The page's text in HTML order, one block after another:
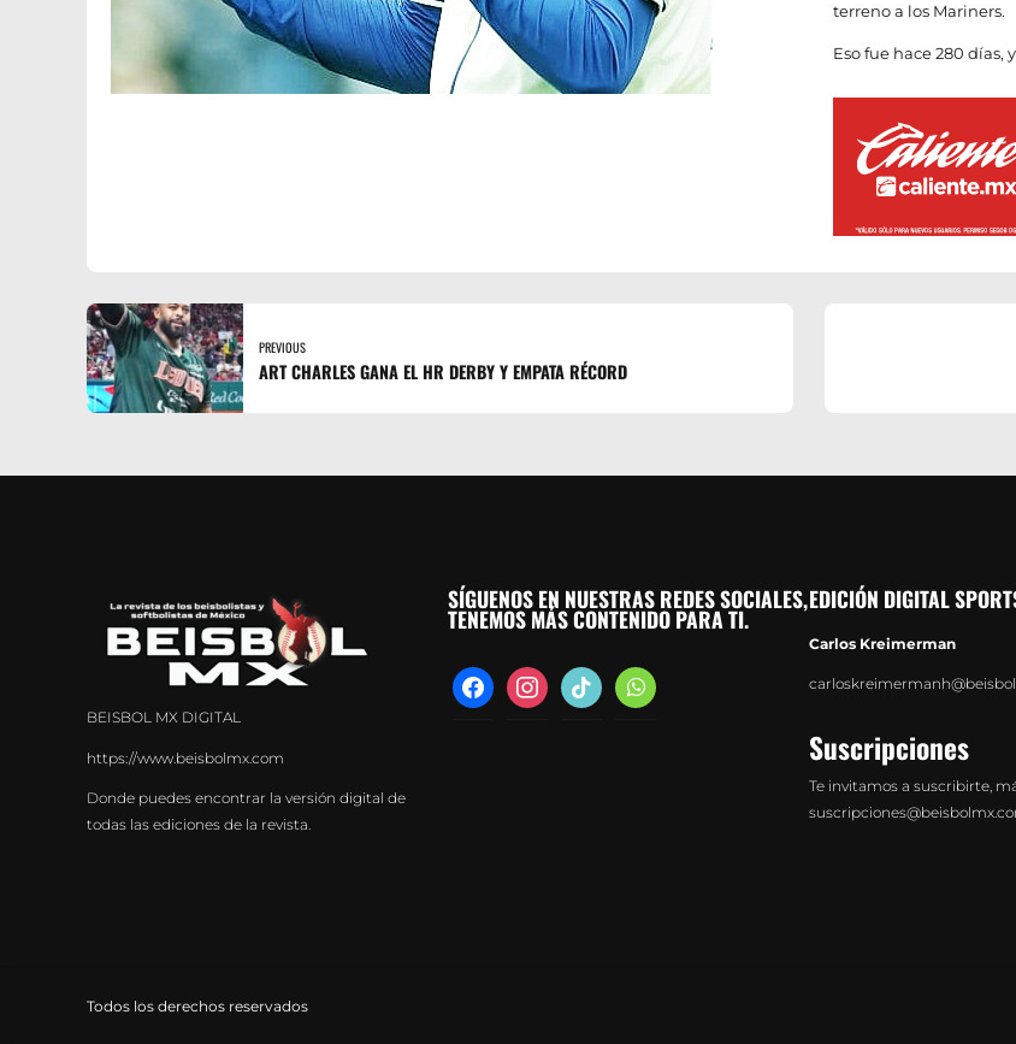
terreno a los Mariners.
Eso fue hace 280 días,
PREVIOUS
ART CHARLES GANA EL HR DERBY Y EMPATA RÉCORD
BEISBOL MX DIGITAL
https://www.beisbolmx.com
Donde puedes encontrar la versión digital de
todas las ediciones de la revista.
SÍGUENOS EN NUESTRAS REDES SOCIALES,
TENEMOS MÁS CONTENIDO PARA TI.
facebookinstagramtiktok whatsapp
EDICIÓN DIGITAL
Carlos Kreimerman
Suscripciones
Te invitamos a suscribirte,
Todos los derechos reservados